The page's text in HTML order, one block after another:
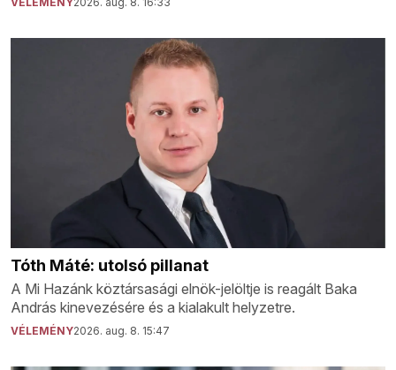
Tóth Máté: utolsó pillanat
A Mi Hazánk köztársasági elnök-jelöltje is reagált Baka
András kinevezésére és a kialakult helyzetre.
VÉLEMÉNY2026. aug. 8. 15:47